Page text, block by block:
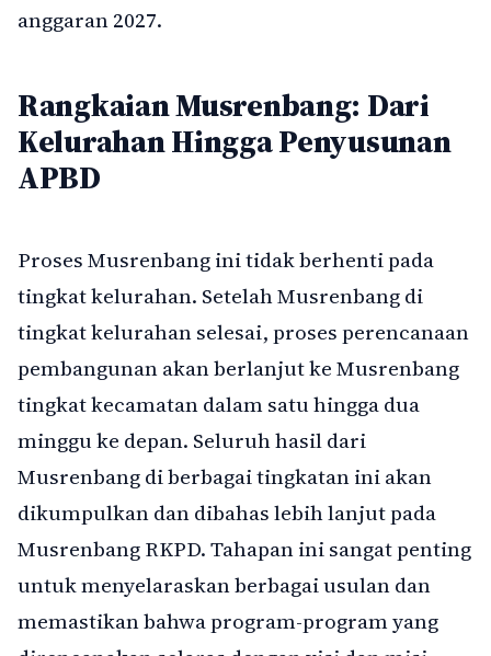
anggaran 2027.
Rangkaian Musrenbang: Dari
Kelurahan Hingga Penyusunan
APBD
Proses Musrenbang ini tidak berhenti pada
tingkat kelurahan. Setelah Musrenbang di
tingkat kelurahan selesai, proses perencanaan
pembangunan akan berlanjut ke Musrenbang
tingkat kecamatan dalam satu hingga dua
minggu ke depan. Seluruh hasil dari
Musrenbang di berbagai tingkatan ini akan
dikumpulkan dan dibahas lebih lanjut pada
Musrenbang RKPD. Tahapan ini sangat penting
untuk menyelaraskan berbagai usulan dan
memastikan bahwa program-program yang